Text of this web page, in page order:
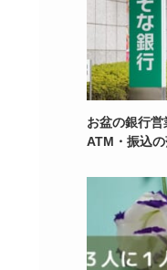
お盆の銀行営
ATM・振込